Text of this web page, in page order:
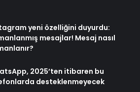
yeni özelliğini duyurdu:
mesajlar! Mesaj nasıl
2025’ten itibaren bu
desteklenmeyecek